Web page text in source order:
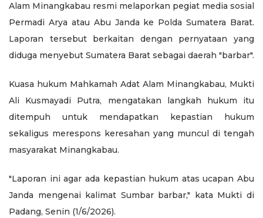
Alam Minangkabau resmi melaporkan pegiat media sosial
Permadi Arya atau Abu Janda ke Polda Sumatera Barat.
Laporan tersebut berkaitan dengan pernyataan yang
diduga menyebut Sumatera Barat sebagai daerah "barbar".
Kuasa hukum Mahkamah Adat Alam Minangkabau, Mukti
Ali Kusmayadi Putra, mengatakan langkah hukum itu
ditempuh untuk mendapatkan kepastian hukum
sekaligus merespons keresahan yang muncul di tengah
masyarakat Minangkabau.
"Laporan ini agar ada kepastian hukum atas ucapan Abu
Janda mengenai kalimat Sumbar barbar," kata Mukti di
Padang, Senin (1/6/2026).